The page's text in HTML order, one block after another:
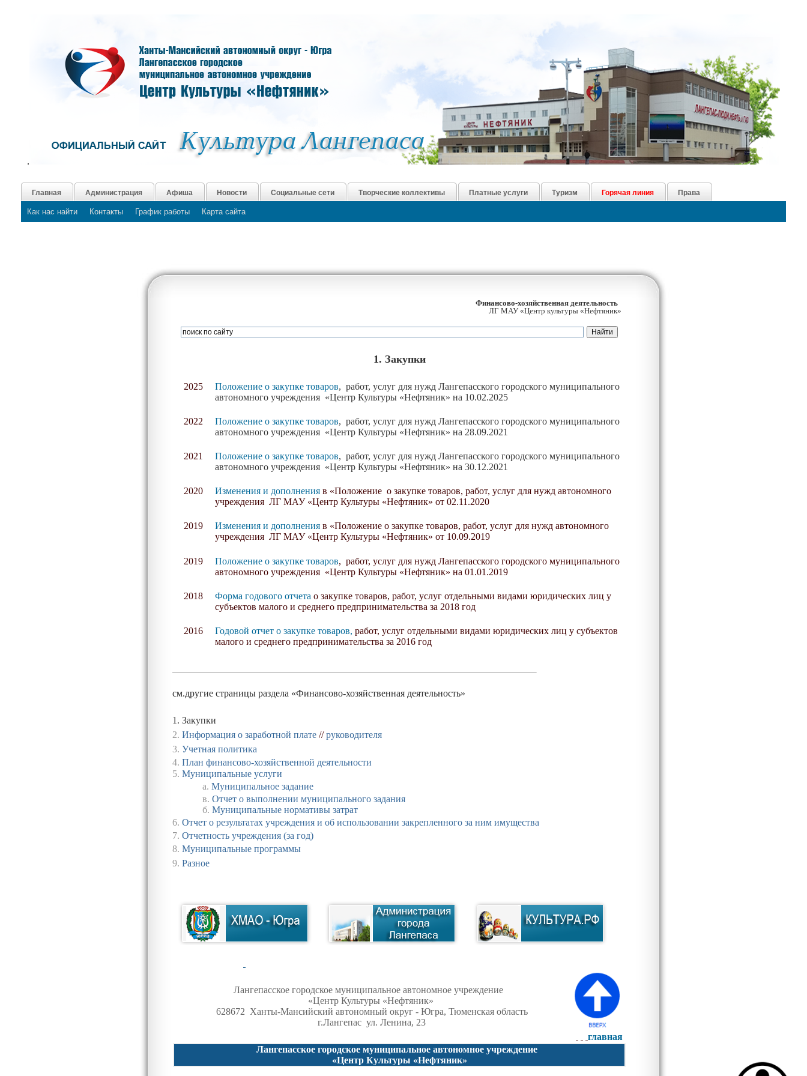
.
Главная
Как нас найти Контакты График работы Карта сайта
Администрация Афиша Новости Социальные сети Творческие коллективы Платные услуги Туризм Горячая линия Права
Финансово-хозяйственная деятельность
ЛГ МАУ «Центр культуры «Нефтяник»
1. Закупки
2025 Положение о закупке товаров, работ, услуг для нужд Лангепасского городского муниципального
автономного учреждения «Центр Культуры «Нефтяник» на 10.02.2025
2022 Положение о закупке товаров, работ, услуг для нужд Лангепасского городского муниципального
автономного учреждения «Центр Культуры «Нефтяник» на 28.09.2021
2021 Положение о закупке товаров, работ, услуг для нужд Лангепасского городского муниципального
автономного учреждения «Центр Культуры «Нефтяник» на 30.12.2021
2020 Изменения и дополнения в «Положение о закупке товаров, работ, услуг для нужд автономного
учреждения ЛГ МАУ «Центр Культуры «Нефтяник» от 02.11.2020
2019 Изменения и дополнения в «Положение о закупке товаров, работ, услуг для нужд автономного
учреждения ЛГ МАУ «Центр Культуры «Нефтяник» от 10.09.2019
2019 Положение о закупке товаров, работ, услуг для нужд Лангепасского городского муниципального
автономного учреждения «Центр Культуры «Нефтяник» на 01.01.2019
2018 Форма годового отчета о закупке товаров, работ, услуг отдельными видами юридических лиц у
субъектов малого и среднего предпринимательства за 2018 год
2016 Годовой отчет о закупке товаров, работ, услуг отдельными видами юридических лиц у субъектов
малого и среднего предпринимательства за 2016 год
см.другие страницы раздела «Финансово-хозяйственная деятельность»
1. Закупки
2. Информация о заработной плате //руководителя
3. Учетная политика
4. План финансово-хозяйственной деятельности
5. Муниципальные услуги
а. Муниципальное задание
в. Отчет о выполнении муниципального задания
б. Муниципальные нормативы затрат
6. Отчет о результатах учреждения и об использовании закрепленного за ним имущества
7. Отчетность учреждения (за год)
8. Муниципальные программы
9. Разное
Лангепасское городское муниципальное автономное учреждение
«Центр Культуры «Нефтяник»
628672 Ханты-Мансийский автономный округ - Югра, Тюменская область
г.Лангепас ул. Ленина, 23
главная
Лангепасское городское муниципальное автономное учреждение
«Центр Культуры «Нефтяник»